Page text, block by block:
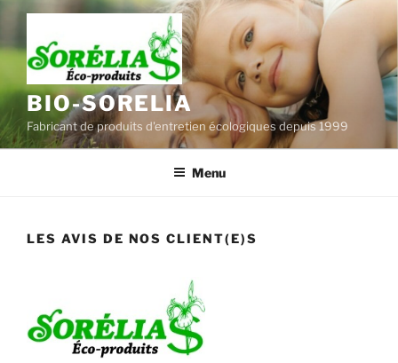
Aller
contenu
principal
BIO-SORELIA
Fabricant de produits d'entretien écologiques depuis 1999
Menu
LES AVIS DE NOS CLIENT(E)S